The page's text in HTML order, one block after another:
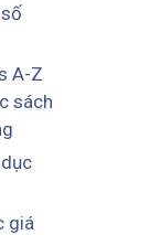
A-Z
sách
giá